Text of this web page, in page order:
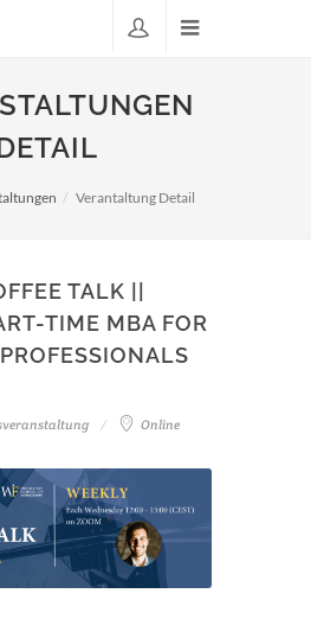
Verantaltung Detail
TALK ||
TIME MBA FOR
Online